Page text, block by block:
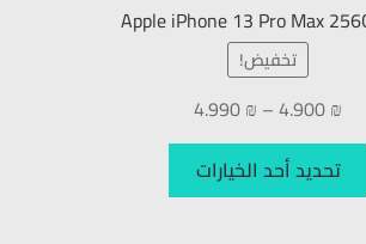
Apple iPhone 13 Pro Max
تخفيض!
4.900₪
–
4.990₪
تحديد أحد الخيارات